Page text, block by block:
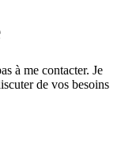
à me contacter. Je
de vos besoins